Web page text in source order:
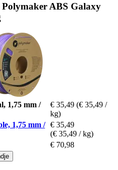
Polymaker ABS Galaxy
1,75 mm /
€ 35,49 (€ 35,49 /
kg)
1,75 mm /
€ 35,49
(€ 35,49 / kg)
€ 70,98